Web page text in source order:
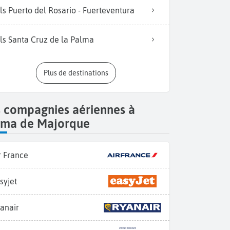
Puerto del Rosario - Fuerteventura
Santa Cruz de la Palma
Plus de destinations
compagnies aériennes à
de Majorque
France